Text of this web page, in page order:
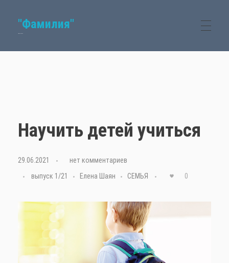
"Фамилия"
Научить детей учиться
29.06.2021
нет комментариев
выпуск 1/21
Елена Шаян СЕМЬЯ 0